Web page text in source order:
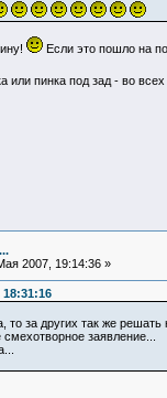
Если это пошло на
или пинка под зад - во
2007, 19:14:36 »
за других так же решать
заявление...